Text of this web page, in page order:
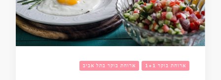
ארוחת בוקר 1+1 ארוחת בוקר בתל אביב